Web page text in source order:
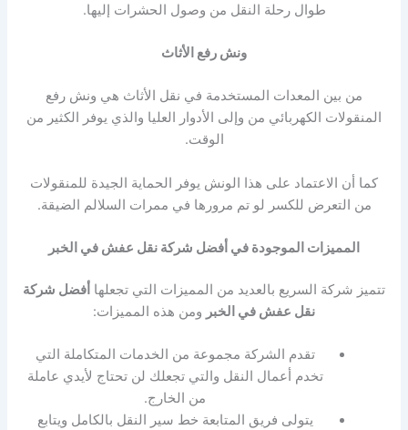
طوال رحلة النقل من وصول الحشرات إليها.
ونش رفع الأثاث
من بين المعدات المستخدمة في نقل الأثاث هي ونش رفع
المنقولات الكهربائي من وإلى الأدوار العليا والذي يوفر الكثير من
الوقت.
كما أن الاعتماد على هذا الونش يوفر الحماية الجيدة للمنقولات
من التعرض للكسر لو تم مرورها في ممرات السلالم الضيقة.
المميزات الموجودة في أفضل شركة نقل عفش في الخبر
تتميز شركة السريع بالعديد من المميزات التي تجعلها أفضل شركة
نقل عفش في الخبر ومن هذه المميزات:
تقدم الشركة مجموعة من الخدمات المتكاملة التي
تخدم أعمال النقل والتي تجعلك لن تحتاج لأيدي عاملة
من الخارج.
يتولى فريق المتابعة خط سير النقل بالكامل ويتابع